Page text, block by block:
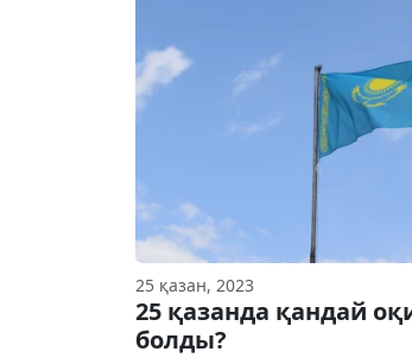
25 қазан, 2023
25 қазанда қандай
болды?